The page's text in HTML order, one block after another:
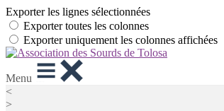
Exporter les lignes sélectionnées
Exporter toutes les colonnes
Exporter uniquement les colonnes affichées
Menu
<
>